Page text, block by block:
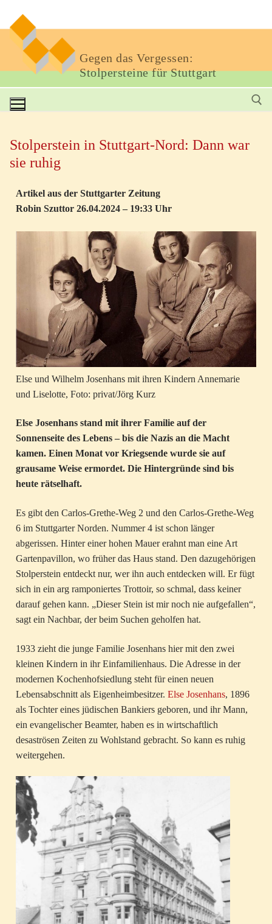
Gegen das Vergessen:
Stolpersteine für Stuttgart
Stolperstein in Stuttgart-Nord: Dann war
sie ruhig
Artikel aus der Stuttgarter Zeitung
Robin Szuttor 26.04.2024 – 19:33 Uhr
Else und Wilhelm Josenhans mit ihren Kindern Annemarie
und Liselotte, Foto: privat/Jörg Kurz
Else Josenhans stand mit ihrer Familie auf der
Sonnenseite des Lebens – bis die Nazis an die Macht
kamen. Einen Monat vor Kriegsende wurde sie auf
grausame Weise ermordet. Die Hintergründe sind bis
heute rätselhaft.
Es gibt den Carlos-Grethe-Weg 2 und den Carlos-Grethe-Weg
6 im Stuttgarter Norden. Nummer 4 ist schon länger
abgerissen. Hinter einer hohen Mauer erahnt man eine Art
Gartenpavillon, wo früher das Haus stand. Den dazugehörigen
Stolperstein entdeckt nur, wer ihn auch entdecken will. Er fügt
sich in ein arg ramponiertes Trottoir, so schmal, dass keiner
darauf gehen kann. „Dieser Stein ist mir noch nie aufgefallen“,
sagt ein Nachbar, der beim Suchen geholfen hat.
1933 zieht die junge Familie Josenhans hier mit den zwei
kleinen Kindern in ihr Einfamilienhaus. Die Adresse in der
modernen Kochenhofsiedlung steht für einen neuen
Lebensabschnitt als Eigenheimbesitzer. Else Josenhans, 1896
als Tochter eines jüdischen Bankiers geboren, und ihr Mann,
ein evangelischer Beamter, haben es in wirtschaftlich
desaströsen Zeiten zu Wohlstand gebracht. So kann es ruhig
weitergehen.